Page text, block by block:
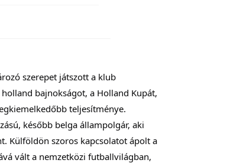
szerepet játszott a klub
bajnokságot, a Holland Kupát,
teljesítménye.
később belga állampolgár, aki
Külföldön szoros kapcsolatot ápolt a
vált a nemzetközi futballvilágban,